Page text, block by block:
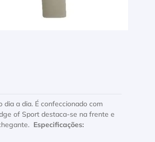
a dia. É confeccionado com
of Sport destaca-se na frente e
Especificações: